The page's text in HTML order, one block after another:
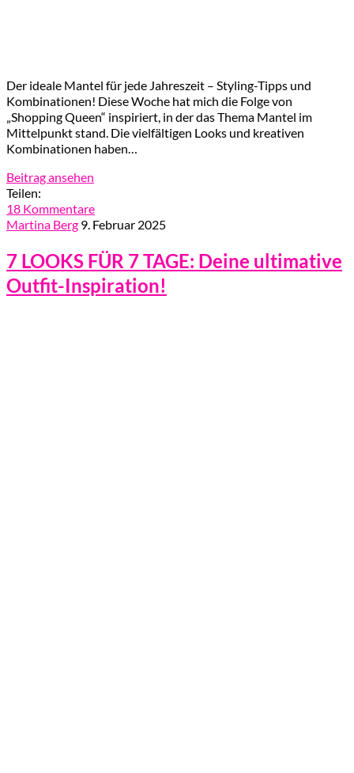
Der ideale Mantel für jede Jahreszeit – Styling-Tipps und
Kombinationen! Diese Woche hat mich die Folge von
„Shopping Queen“ inspiriert, in der das Thema Mantel im
Mittelpunkt stand. Die vielfältigen Looks und kreativen
Kombinationen haben…
Beitrag ansehen
Teilen:
18 Kommentare
Martina Berg 9. Februar 2025
7 LOOKS FÜR 7 TAGE: Deine ultimative
Outfit-Inspiration!